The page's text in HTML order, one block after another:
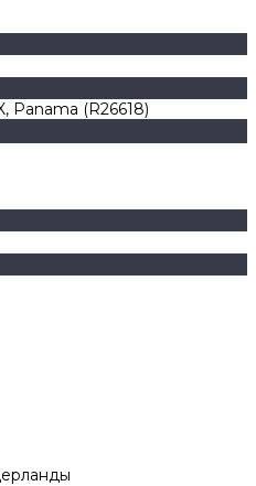
Panama (R26618)